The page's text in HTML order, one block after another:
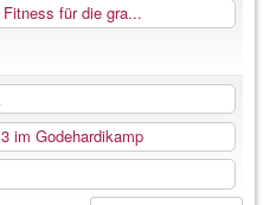
für die gra...
im Godehardikamp